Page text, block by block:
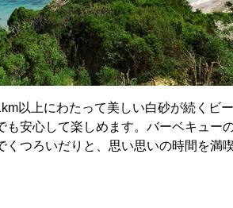
以上にわたって美しい白砂が続くビ
安心して楽しめます。バーベキュー
つろいだりと、思い思いの時間を満